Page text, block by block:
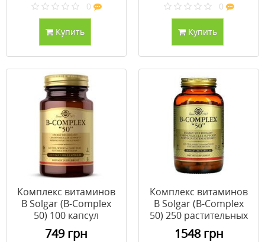
0
Купить
0
Купить
Комплекс витаминов
В Solgar (B-Complex
50) 100 капсул
749 грн
Комплекс витаминов
В Solgar (B-Complex
50) 250 растительных
капсул
1548 грн